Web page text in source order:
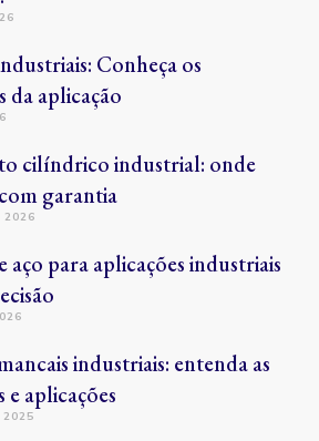
Conheça os
da aplicação
cilíndrico industrial: onde
garantia
aço para aplicações industriais
industriais: entenda as
e aplicações